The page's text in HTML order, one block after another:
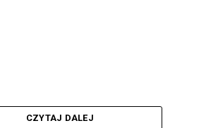
CZYTAJ DALEJ